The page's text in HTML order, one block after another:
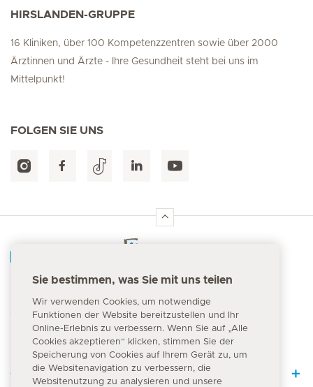
HIRSLANDEN-GRUPPE
16 Kliniken, über 100 Kompetenzzentren sowie über 2000
Ärztinnen und Ärzte - Ihre Gesundheit steht bei uns im
Mittelpunkt!
FOLGEN SIE UNS
144
Quick Links
Sie bestimmen, was Sie mit uns teilen
Wir verwenden Cookies, um notwendige
Funktionen der Website bereitzustellen und Ihr
Online-Erlebnis zu verbessern. Wenn Sie auf „Alle
Cookies akzeptieren“ klicken, stimmen Sie der
Speicherung von Cookies auf Ihrem Gerät zu, um
die Websitenavigation zu verbessern, die
Websitenutzung zu analysieren und unsere